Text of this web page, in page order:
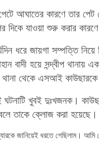
আঘাতের কারণে তার
যাওয়া শুরু করার কারণে
ধরে জায়গা সম্পত্তি
বাদী হয়ে সন্দ্বীপ থানায়
থানা থেকে এসআই
খুবই দুঃখজনক।
তাকে ক্লোজ করা হয়েছে।
জানিয়েই ধরতে গেছিলাম।